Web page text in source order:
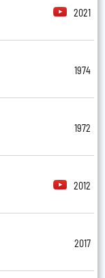
2021
1974
1972
2012
2017